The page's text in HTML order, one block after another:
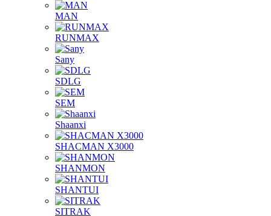
MAN
RUNMAX
Sany
SDLG
SEM
Shaanxi
SHACMAN X3000
SHANMON
SHANTUI
SITRAK